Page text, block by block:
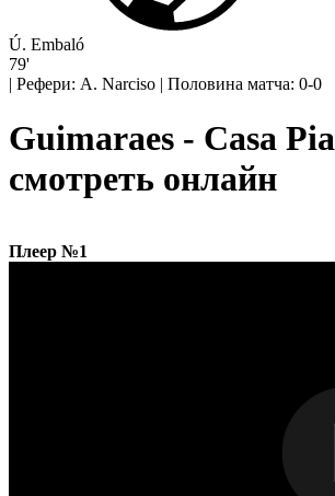
Ú. Embaló
79'
| Рефери: A. Narciso | Половина матча: 0-0
Guimaraes - Casa Pia
смотреть онлайн
Плеер №1